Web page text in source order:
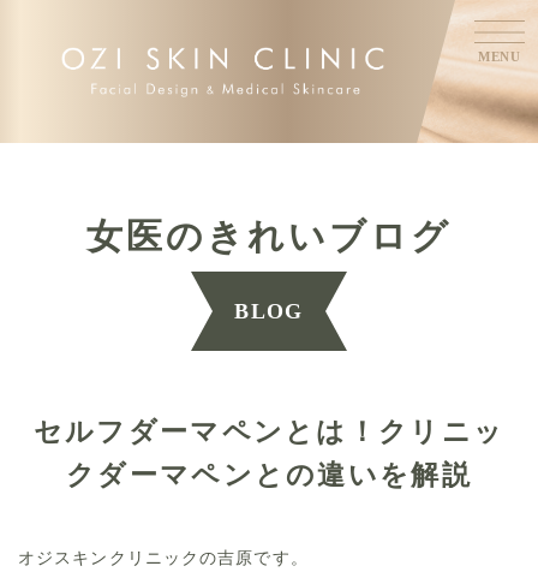
女医のきれいブログ
BLOG
セルフダーマペンとは！クリニッ
クダーマペンとの違いを解説
オジスキンクリニックの吉原です。
MENU